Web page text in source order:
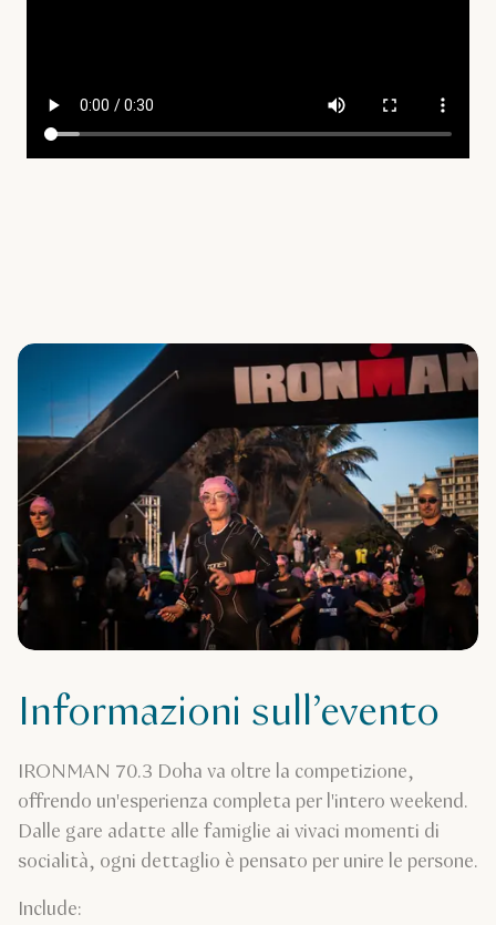
Informazioni sull’evento
IRONMAN 70.3 Doha va oltre la competizione,
offrendo un'esperienza completa per l'intero weekend.
Dalle gare adatte alle famiglie ai vivaci momenti di
socialità, ogni dettaglio è pensato per unire le persone.
Include: